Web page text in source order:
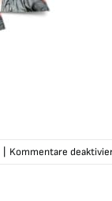
Kommentare